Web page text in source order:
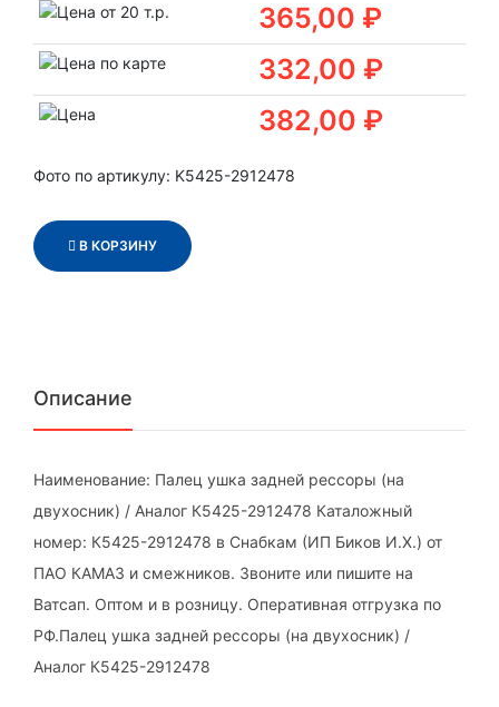
365,00 ₽
332,00 ₽
382,00 ₽
Фото по артикулу: K5425-2912478
В КОРЗИНУ
Описание
Наименование: Палец ушка задней рессоры (на
двухосник) / Аналог К5425-2912478 Каталожный
номер: К5425-2912478 в Снабкам (ИП Биков И.Х.) от
ПАО КАМАЗ и смежников. Звоните или пишите на
Ватсап. Оптом и в розницу. Оперативная отгрузка по
РФ.Палец ушка задней рессоры (на двухосник) /
Аналог К5425-2912478